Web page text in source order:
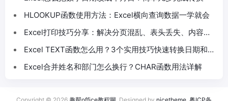
HLOOKUP函数使用方法：Excel横向查询数据一学就会
Excel打印技巧分享：解决分页混乱、表头丢失、内容截
Excel TEXT函数怎么用？3个实用技巧快速转换日期和数
Excel合并姓名和部门怎么换行？CHAR函数用法详解